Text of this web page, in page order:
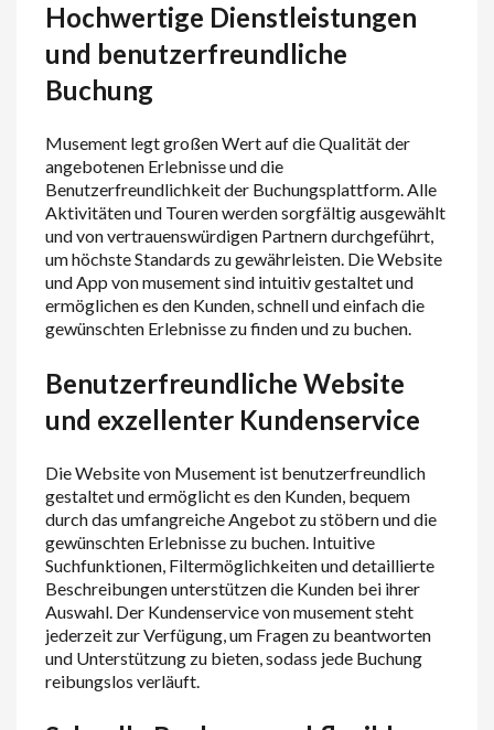
Hochwertige Dienstleistungen
und benutzerfreundliche
Buchung
Musement legt großen Wert auf die Qualität der
angebotenen Erlebnisse und die
Benutzerfreundlichkeit der Buchungsplattform. Alle
Aktivitäten und Touren werden sorgfältig ausgewählt
und von vertrauenswürdigen Partnern durchgeführt,
um höchste Standards zu gewährleisten. Die Website
und App von musement sind intuitiv gestaltet und
ermöglichen es den Kunden, schnell und einfach die
gewünschten Erlebnisse zu finden und zu buchen.
Benutzerfreundliche Website
und exzellenter Kundenservice
Die Website von Musement ist benutzerfreundlich
gestaltet und ermöglicht es den Kunden, bequem
durch das umfangreiche Angebot zu stöbern und die
gewünschten Erlebnisse zu buchen. Intuitive
Suchfunktionen, Filtermöglichkeiten und detaillierte
Beschreibungen unterstützen die Kunden bei ihrer
Auswahl. Der Kundenservice von musement steht
jederzeit zur Verfügung, um Fragen zu beantworten
und Unterstützung zu bieten, sodass jede Buchung
reibungslos verläuft.